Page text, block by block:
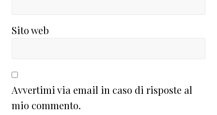
Sito web
Avvertimi via email in caso di risposte al
mio commento.